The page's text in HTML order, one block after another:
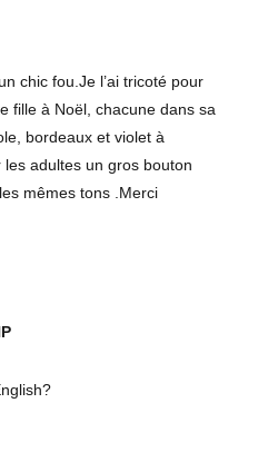
chic fou.Je l’ai tricoté pour
fille à Noël, chacune dans sa
bordeaux et violet à
adultes un gros bouton
mêmes tons .Merci